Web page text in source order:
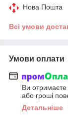
Нова Пошта
Всі умови
Умови оплати
Ви
або гроші
Детальніше